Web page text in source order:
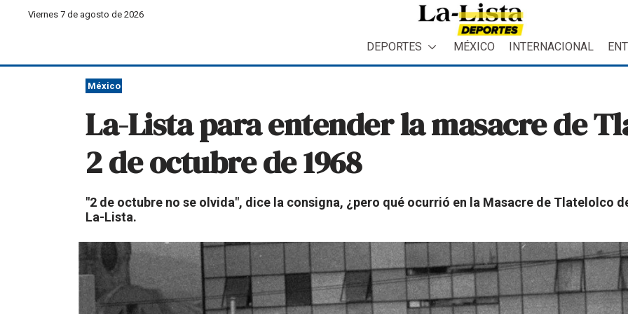
Viernes 7 de agosto de 2026
DEPORTES MÉXICO INTERNACIONAL
México
La-Lista para entender la masacre de
2 de octubre de 1968
"2 de octubre no se olvida", dice la consigna, ¿pero qué ocurrió en la Masacre de Tlatelolco
La-Lista.